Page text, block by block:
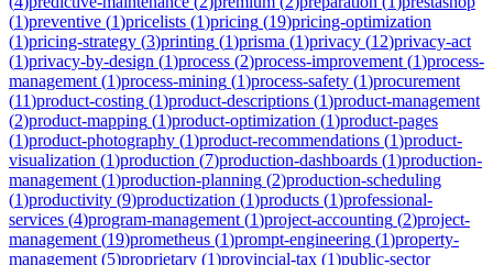
(1)preventive (1)pricelists (1)pricing (19)pricing-optimization
(1)pricing-strategy (3)printing (1)prisma (1)privacy (12)privacy-act
(1)privacy-by-design (1)process (2)process-improvement (1)process-
management (1)process-mining (1)process-safety (1)procurement
(11)product-costing (1)product-descriptions (1)product-management
(2)product-mapping (1)product-optimization (1)product-pages
(1)product-photography (1)product-recommendations (1)product-
visualization (1)production (7)production-dashboards (1)production-
management (1)production-planning (2)production-scheduling
(1)productivity (9)productization (1)products (1)professional-
services (4)program-management (1)project-accounting (2)project-
management (19)prometheus (1)prompt-engineering (1)property-
management (5)proprietary (1)provincial-tax (1)public-sector